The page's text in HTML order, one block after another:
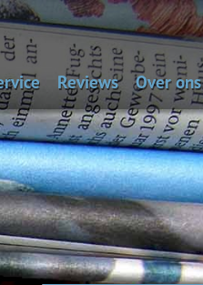
dagwaarde van je auto
Reviews Over ons